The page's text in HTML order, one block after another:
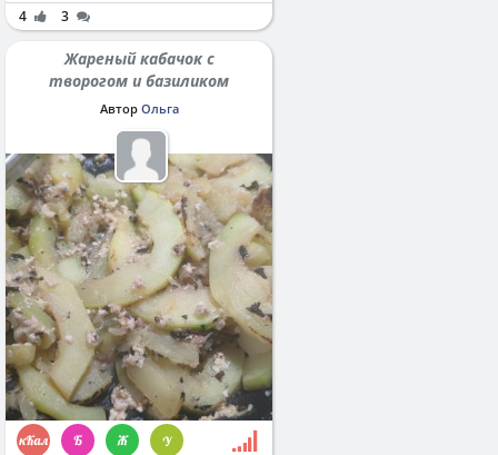
4 3
Жареный кабачок с
творогом и базиликом
Автор Ольга